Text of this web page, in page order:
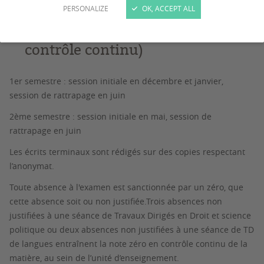
PERSONALIZE OK, ACCEPT ALL
contrôle continu)
1er semestre : session initiale en décembre et janvier,
session de rattrapage en juin
2ème semestre : session initiale en mai, session de
rattrapage en juin
Les écrits terminaux sont rédigés sur des copies respectant
l’anonymat.
Toute absence à l'examen est sanctionnée par un zéro, que
cette absence soit ou non justifiée.Trois absences non
justifiées à une séance de Travaux Dirigés en Droit et science
politique ou deux absences non justifiées à une séance de TD
de langues entraînent la note zéro en contrôle continu de la
matière, au sein de l’unité d’enseignement.